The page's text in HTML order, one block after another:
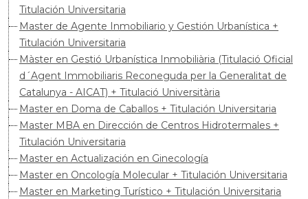
Titulación Universitaria
Master de Agente Inmobiliario y Gestión Urbanística +
Titulación Universitaria
Màster en Gestió Urbanística Inmobiliària (Titulació Oficial
d´Agent Immobiliaris Reconeguda per la Generalitat de
Catalunya - AICAT) + Titulació Universitària
Master en Doma de Caballos + Titulación Universitaria
Master MBA en Dirección de Centros Hidrotermales +
Titulación Universitaria
Master en Actualización en Ginecología
Master en Oncología Molecular + Titulación Universitaria
Master en Marketing Turístico + Titulación Universitaria